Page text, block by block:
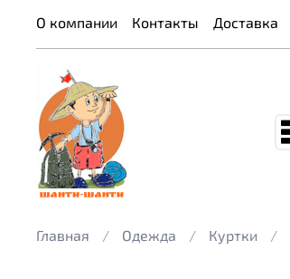
О компании Контакты Доставка
Главная Одежда Куртки